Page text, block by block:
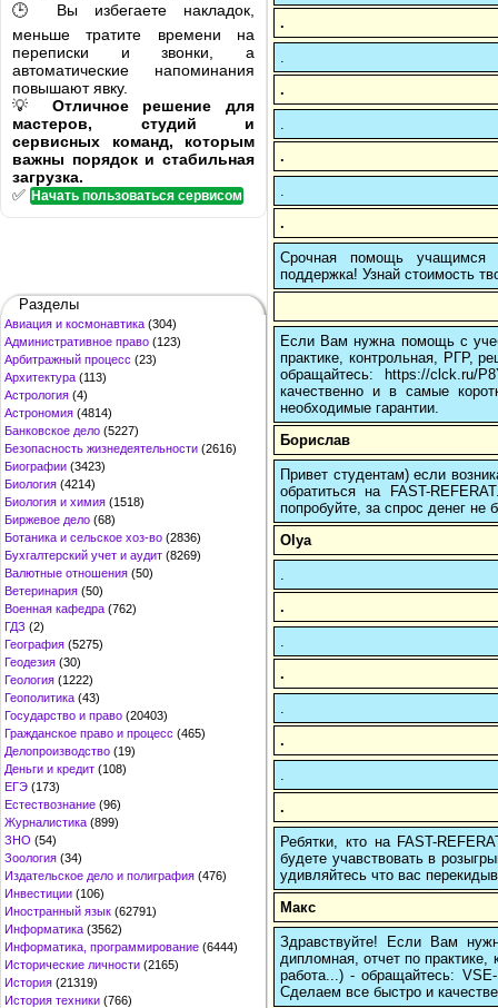
🕒 Вы избегаете накладок,
меньше тратите времени на
переписки и звонки, а
автоматические напоминания
повышают явку.
💡 Отличное решение для
мастеров, студий и
сервисных команд, которым
важны порядок и стабильная
загрузка.
✅ Начать пользоваться сервисом
Разделы
Авиация и космонавтика (304)
Административное право (123)
Арбитражный процесс (23)
Архитектура (113)
Астрология (4)
Астрономия (4814)
Банковское дело (5227)
Безопасность жизнедеятельности (2616)
Биографии (3423)
Биология (4214)
Биология и химия (1518)
Биржевое дело (68)
Ботаника и сельское хоз-во (2836)
Бухгалтерский учет и аудит (8269)
Валютные отношения (50)
Ветеринария (50)
Военная кафедра (762)
ГДЗ (2)
География (5275)
Геодезия (30)
Геология (1222)
Геополитика (43)
Государство и право (20403)
Гражданское право и процесс (465)
Делопроизводство (19)
Деньги и кредит (108)
ЕГЭ (173)
Естествознание (96)
Журналистика (899)
ЗНО (54)
Зоология (34)
Издательское дело и полиграфия (476)
Инвестиции (106)
Иностранный язык (62791)
Информатика (3562)
Информатика, программирование (6444)
Исторические личности (2165)
История (21319)
История техники (766)
.
.
.
.
Срочная помощь учащимся в
поддержка! Узнай стоимость
Если Вам нужна помощь с
практике, контрольная, РГР,
обращайтесь: https://clck.ru/
качественно и в самые
необходимые гарантии.
Борислав
Привет студентам) если
обратиться на FAST-
попробуйте, за спрос денег не
Olya
.
.
.
.
Ребятки, кто на FAST-
будете учавствовать в
удивляйтесь что вас
Макс
Здравствуйте! Если Вам
дипломная, отчет по
работа...) - обращайтесь:
Сделаем все быстро и